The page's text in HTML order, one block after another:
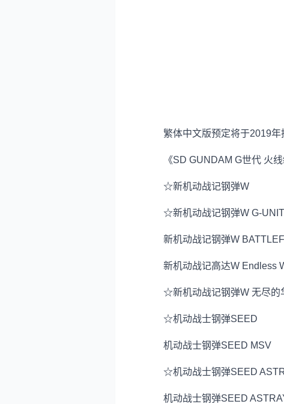
繁体中文版预定将于2019年推
《SD GUNDAM G世代 火线
☆新机动战记钢弹W
☆新机动战记钢弹W G-UNIT
新机动战记钢弹W
新机动战记高达W Endless
☆新机动战记钢弹W 无尽的
☆机动战士钢弹SEED
机动战士钢弹SEED MSV
☆机动战士钢弹SEED
机动战士钢弹SEED